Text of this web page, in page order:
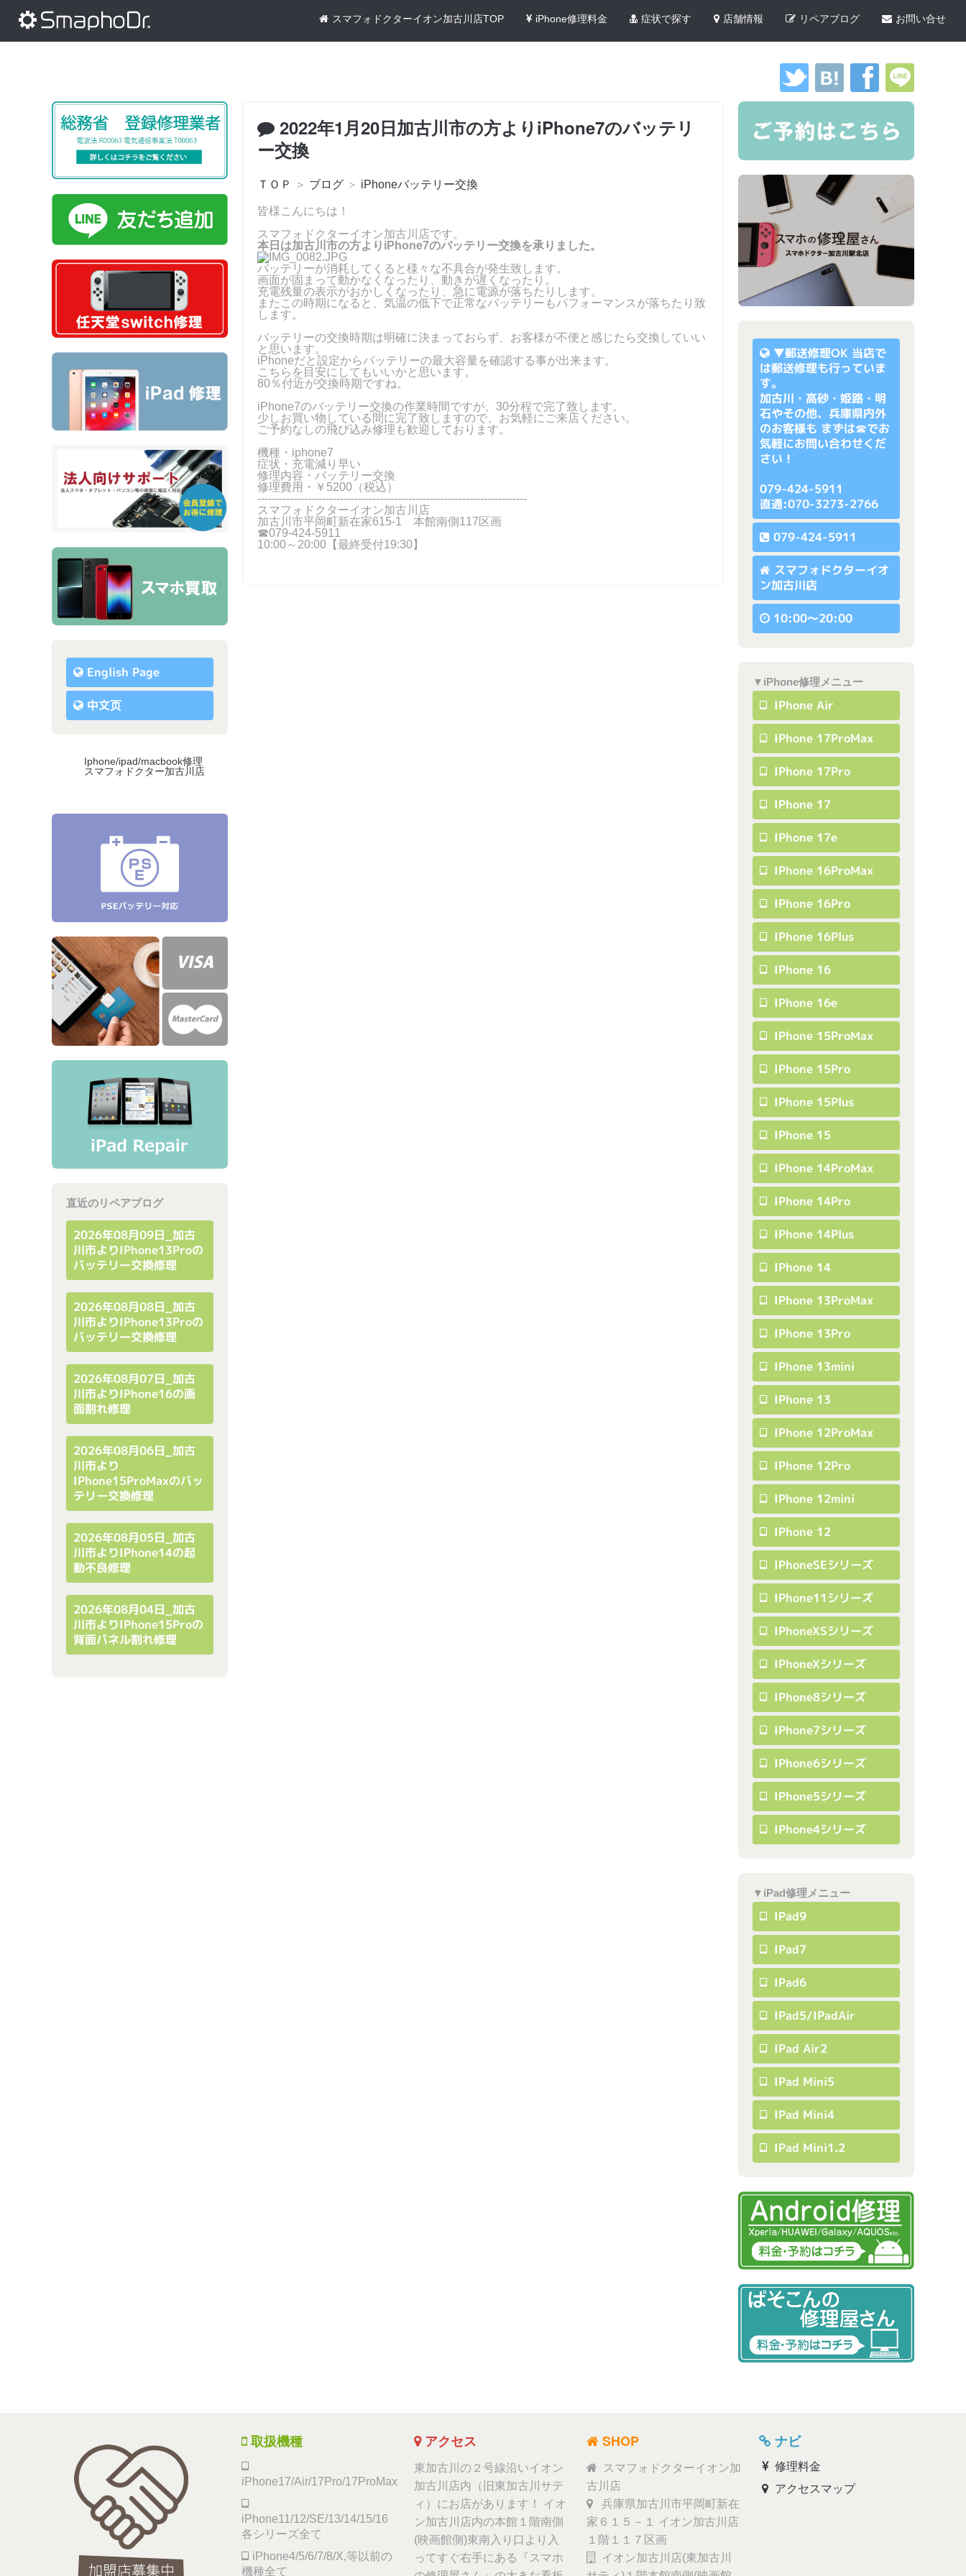
スマフォドクターイオン加古川店TOP iPhone修理料金 症状で探す 店舗情報 リペアブログ お問い合せ
English Page
中文页
Iphone/ipad/macbook修理
スマフォドクター加古川店
直近のリペアブログ
2026年08月09日_加古
川市よりiPhone13Proの
バッテリー交換修理
2026年08月08日_加古
川市よりiPhone13Proの
バッテリー交換修理
2026年08月07日_加古
川市よりiPhone16の画
面割れ修理
2026年08月06日_加古
川市より
IPhone15ProMaxのバッ
テリー交換修理
2026年08月05日_加古
川市よりiPhone14の起
動不良修理
2026年08月04日_加古
川市よりiPhone15Proの
背面パネル割れ修理
2022年1月20日加古川市の方よりiPhone7のバッテリ
ー交換
ＴＯＰ ＞ ブログ ＞ iPhoneバッテリー交換
皆様こんにちは！
スマフォドクターイオン加古川店です。
本日は加古川市の方よりiPhone7のバッテリー交換を承りました。
バッテリーが消耗してくると様々な不具合が発生致します。
画面が固まって動かなくなったり、動きが遅くなったり。
充電残量の表示がおかしくなったり、急に電源が落ちたりします。
またこの時期になると、気温の低下で正常なバッテリーもパフォーマンスが落ちたり致
します。
バッテリーの交換時期は明確に決まっておらず、お客様が不便と感じたら交換していい
と思います。
iPhoneだと設定からバッテリーの最大容量を確認する事が出来ます。
こちらを目安にしてもいいかと思います。
80％付近が交換時期ですね。
iPhone7のバッテリー交換の作業時間ですが、30分程で完了致します。
少しお買い物している間に完了致しますので、お気軽にご来店ください。
ご予約なしの飛び込み修理も歓迎しております。
機種・iphone7
症状・充電減り早い
修理内容・バッテリー交換
修理費用・￥5200（税込）
---------------------------------------------------------------------------
スマフォドクターイオン加古川店
加古川市平岡町新在家615-1 本館南側117区画
☎079-424‐5911
10:00～20:00【最終受付19:30】
▼郵送修理OK 当店で
は郵送修理も行っていま
す。
加古川・高砂・姫路・明
石やその他、兵庫県内外
のお客様も まずは☎でお
気軽にお問い合わせくだ
さい！
079-424-5911
直通:070-3273-2766
079-424-5911
スマフォドクターイオ
ン加古川店
10:00〜20:00
▼iPhone修理メニュー
IPhone Air
IPhone 17ProMax
IPhone 17Pro
IPhone 17
IPhone 17e
IPhone 16ProMax
IPhone 16Pro
IPhone 16Plus
IPhone 16
IPhone 16e
IPhone 15ProMax
IPhone 15Pro
IPhone 15Plus
IPhone 15
IPhone 14ProMax
IPhone 14Pro
IPhone 14Plus
IPhone 14
IPhone 13ProMax
IPhone 13Pro
IPhone 13mini
IPhone 13
IPhone 12ProMax
IPhone 12Pro
IPhone 12mini
IPhone 12
IPhoneSEシリーズ
IPhone11シリーズ
IPhoneXSシリーズ
IPhoneXシリーズ
IPhone8シリーズ
IPhone7シリーズ
IPhone6シリーズ
IPhone5シリーズ
IPhone4シリーズ
▼iPad修理メニュー
IPad9
IPad7
IPad6
IPad5/iPadAir
IPad Air2
IPad Mini5
IPad Mini4
IPad Mini1.2
取扱機種
iPhone17/Air/17Pro/17ProMax
iPhone11/12/SE/13/14/15/16
各シリーズ全て
iPhone4/5/6/7/8/X,等以前の
機種全て
アクセス
東加古川の２号線沿いイオン
加古川店内（旧東加古川サテ
ィ）にお店があります！ イオ
ン加古川店内の本館１階南側
(映画館側)東南入り口より入
ってすぐ右手にある『スマホ
SHOP
スマフォドクターイオン加
古川店
兵庫県加古川市平岡町新在
家６１５－１ イオン加古川店
１階１１７区画
イオン加古川店(東加古川
ナビ
修理料金
アクセスマップ